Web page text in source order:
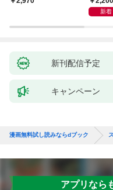
新着
新刊配信予定
キャンペーン
漫画無料試し読みならdブック
アプリなら